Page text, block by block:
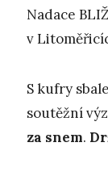
Nadace
v
S kufry
soutěžní
za snem.